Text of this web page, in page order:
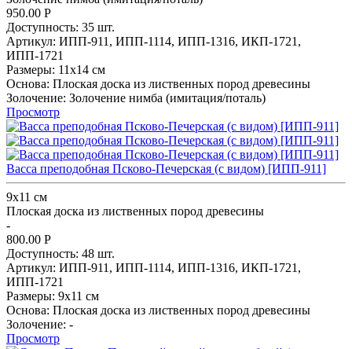
950.00 Р
Доступность: 35 шт.
Артикул: ИПП-911, ИПП-1114, ИПП-1316, ИКП-1721,
ИПП-1721
Размеры: 11х14 см
Основа: Плоская доска из лиственных пород древесины
Золочение: Золочение нимба (имитация/поталь)
Просмотр
Васса преподобная Псково-Печерская (с видом) [ИПП-911]
9х11 см
Плоская доска из лиственных пород древесины
-
800.00 Р
Доступность: 48 шт.
Артикул: ИПП-911, ИПП-1114, ИПП-1316, ИКП-1721,
ИПП-1721
Размеры: 9х11 см
Основа: Плоская доска из лиственных пород древесины
Золочение: -
Просмотр